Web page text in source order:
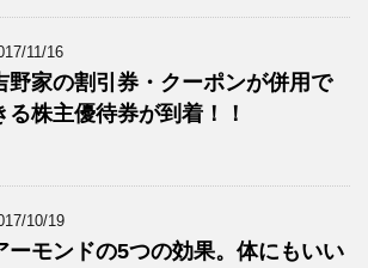
11/16
野家の割引券・クーポンが併用で
る株主優待券が到着！！
10/19
ーモンドの5つの効果。体にもいい